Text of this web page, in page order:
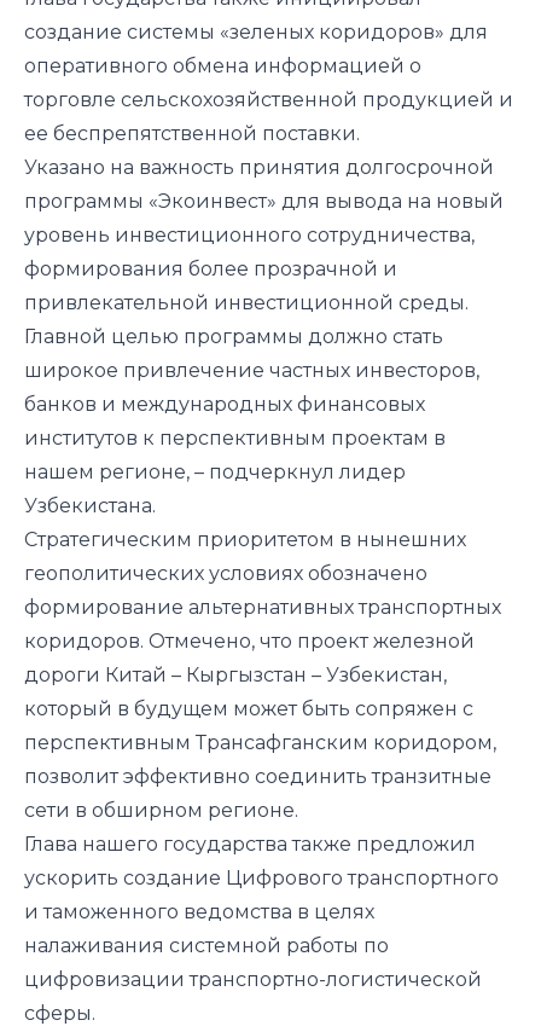
создание системы «зеленых коридоров» для
оперативного обмена информацией о
торговле сельскохозяйственной продукцией и
ее беспрепятственной поставки.
Указано на важность принятия долгосрочной
программы «Экоинвест» для вывода на новый
уровень инвестиционного сотрудничества,
формирования более прозрачной и
привлекательной инвестиционной среды.
Главной целью программы должно стать
широкое привлечение частных инвесторов,
банков и международных финансовых
институтов к перспективным проектам в
нашем регионе, – подчеркнул лидер
Узбекистана.
Стратегическим приоритетом в нынешних
геополитических условиях обозначено
формирование альтернативных транспортных
коридоров. Отмечено, что проект железной
дороги Китай – Кыргызстан – Узбекистан,
который в будущем может быть сопряжен с
перспективным Трансафганским коридором,
позволит эффективно соединить транзитные
сети в обширном регионе.
Глава нашего государства также предложил
ускорить создание Цифрового транспортного
и таможенного ведомства в целях
налаживания системной работы по
цифровизации транспортно-логистической
сферы.